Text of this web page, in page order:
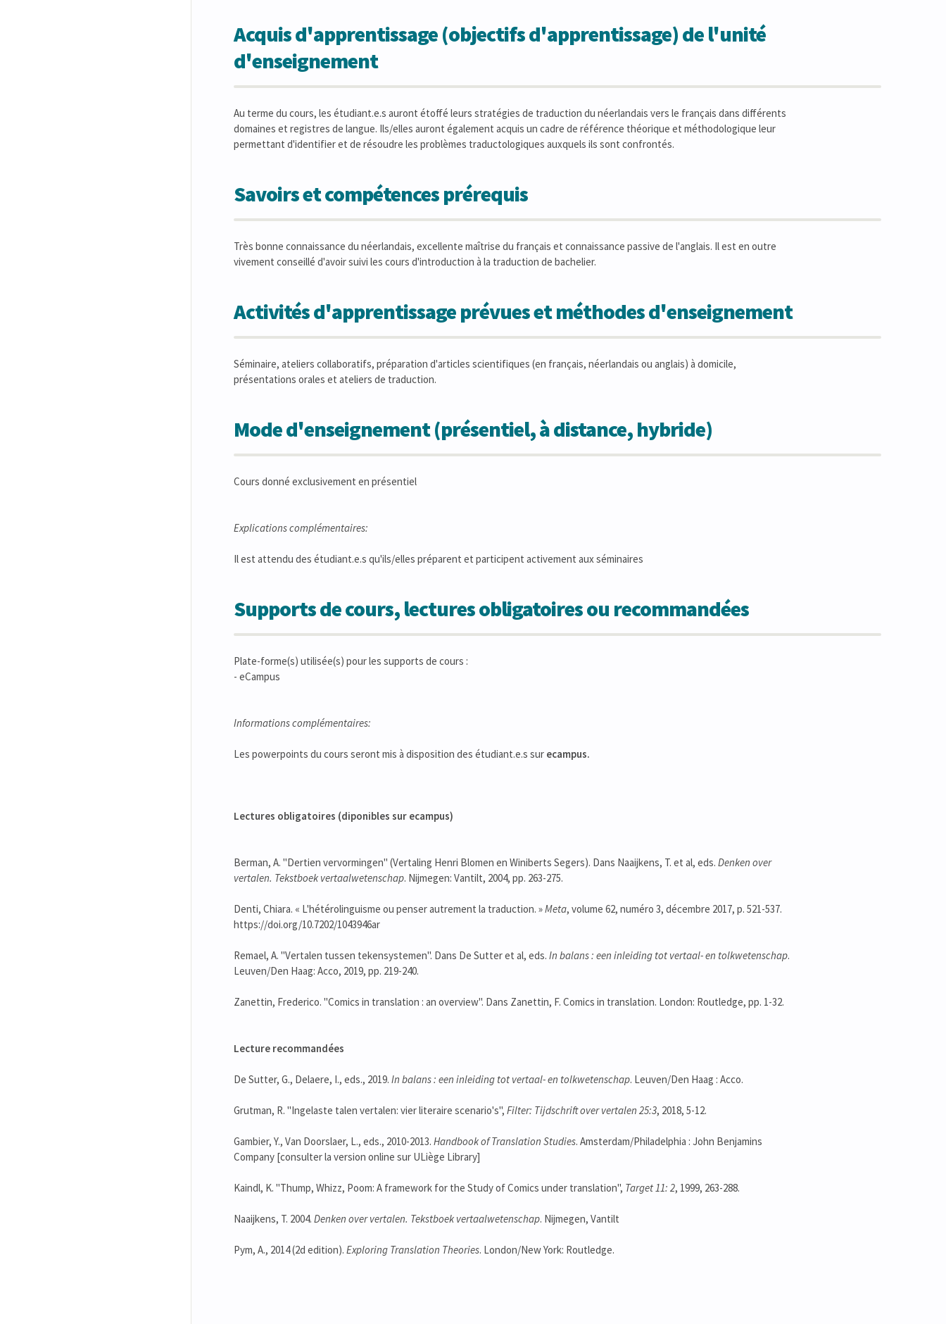
Acquis d'apprentissage (objectifs d'apprentissage) de l'unité
d'enseignement
Au terme du cours, les étudiant.e.s auront étoffé leurs stratégies de traduction du néerlandais vers le français dans différents
domaines et registres de langue. Ils/elles auront également acquis un cadre de référence théorique et méthodologique leur
permettant d'identifier et de résoudre les problèmes traductologiques auxquels ils sont confrontés.
Savoirs et compétences prérequis
Très bonne connaissance du néerlandais, excellente maîtrise du français et connaissance passive de l'anglais. Il est en outre
vivement conseillé d'avoir suivi les cours d'introduction à la traduction de bachelier.
Activités d'apprentissage prévues et méthodes d'enseignement
Séminaire, ateliers collaboratifs, préparation d'articles scientifiques (en français, néerlandais ou anglais) à domicile,
présentations orales et ateliers de traduction.
Mode d'enseignement (présentiel, à distance, hybride)
Cours donné exclusivement en présentiel
Explications complémentaires:
Il est attendu des étudiant.e.s qu'ils/elles préparent et participent activement aux séminaires
Supports de cours, lectures obligatoires ou recommandées
Plate-forme(s) utilisée(s) pour les supports de cours :
- eCampus
Informations complémentaires:
Les powerpoints du cours seront mis à disposition des étudiant.e.s sur ecampus.
Lectures obligatoires (diponibles sur ecampus)
Berman, A. "Dertien vervormingen" (Vertaling Henri Blomen en Winiberts Segers). Dans Naaijkens, T. et al, eds. Denken over
vertalen. Tekstboek vertaalwetenschap. Nijmegen: Vantilt, 2004, pp. 263-275.
Denti, Chiara. « L'hétérolinguisme ou penser autrement la traduction. »Meta, volume 62, numéro 3, décembre 2017, p. 521-537.
https://doi.org/10.7202/1043946ar
Remael, A. "Vertalen tussen tekensystemen". Dans De Sutter et al, eds. In balans : een inleiding tot vertaal- en tolkwetenschap.
Leuven/Den Haag: Acco, 2019, pp. 219-240.
Zanettin, Frederico. "Comics in translation : an overview". Dans Zanettin, F. Comics in translation. London: Routledge, pp. 1-32.
Lecture recommandées
De Sutter, G., Delaere, I., eds., 2019. In balans : een inleiding tot vertaal- en tolkwetenschap. Leuven/Den Haag : Acco.
Grutman, R. "Ingelaste talen vertalen: vier literaire scenario's", Filter: Tijdschrift over vertalen 25:3, 2018, 5-12.
Gambier, Y., Van Doorslaer, L., eds., 2010-2013. Handbook of Translation Studies. Amsterdam/Philadelphia : John Benjamins
Company [consulter la version online sur ULiège Library]
Kaindl, K. "Thump, Whizz, Poom: A framework for the Study of Comics under translation", Target 11: 2, 1999, 263-288.
Naaijkens, T. 2004. Denken over vertalen. Tekstboek vertaalwetenschap. Nijmegen, Vantilt
Pym, A., 2014 (2d edition). Exploring Translation Theories. London/New York: Routledge.